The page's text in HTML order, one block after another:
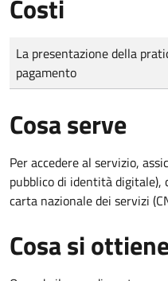
Costi
Tipo di pagamento
Importo
La presentazione della
pagamento
Cosa serve
Per accedere al servizio,
pubblico di identità digitale),
carta nazionale dei servizi
Cosa si